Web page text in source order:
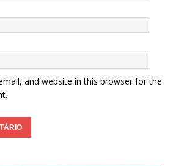
and website in this browser for the